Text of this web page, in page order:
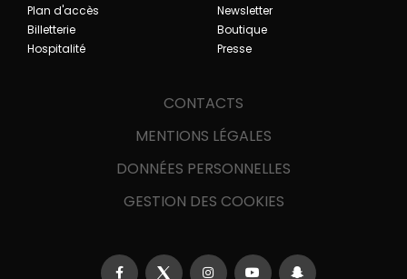
Plan d'accès
Billetterie
Hospitalité
Newsletter
Boutique
Presse
CONTACTS
MENTIONS LÉGALES
DONNÉES PERSONNELLES
GESTION DES COOKIES